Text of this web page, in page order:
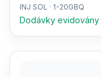
INJ SOL · 1-20GBQ
Dodávky evidovány